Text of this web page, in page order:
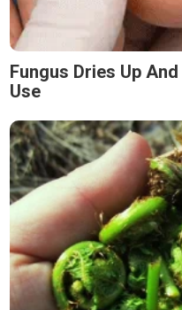
Fungus Dries Up
Use